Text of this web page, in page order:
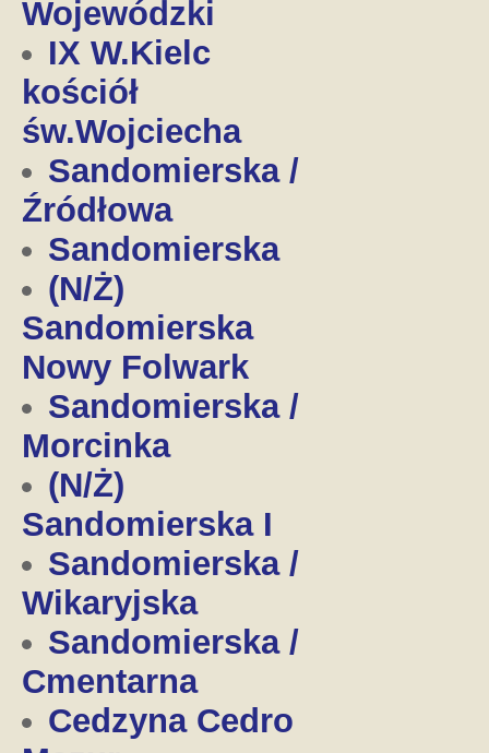
Wojewódzki
IX W.Kielc
kościół
św.Wojciecha
Sandomierska /
Źródłowa
Sandomierska
(N/Ż)
Sandomierska
Nowy Folwark
Sandomierska /
Morcinka
(N/Ż)
Sandomierska I
Sandomierska /
Wikaryjska
Sandomierska /
Cmentarna
Cedzyna Cedro